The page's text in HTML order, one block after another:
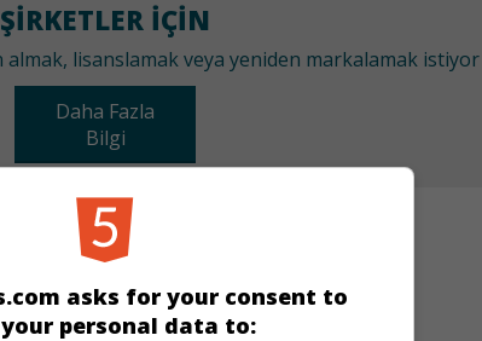
ŞIRKETLER IÇIN
almak, lisanslamak veya yeniden markalamak
Daha Fazla
Bilgi
KATEGORILER
Kız Balon Patlatma
asks for your consent to
personal data to: